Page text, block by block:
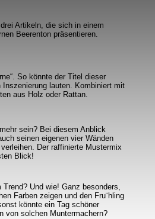
Artikeln, die sich in einem
Beerenton präsentieren.
So könnte der Titel dieser
Inszenierung lauten. Kombiniert mit
aus Holz oder Rattan.
sein? Bei diesem Anblick
seinen eigenen vier Wänden
Der raffinierte Mustermix
Blick!
Trend? Und wie! Ganz besonders,
Farben zeigen und den Fru¨hling
könnte ein Tag schöner
von solchen Muntermachern?